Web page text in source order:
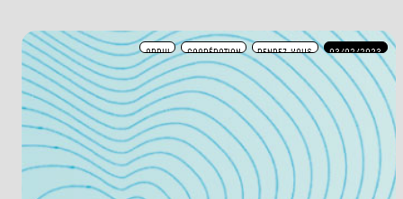
APPUI COOPÉRATION RENDEZ-VOUS 03/02/2023